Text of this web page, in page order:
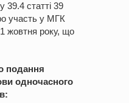
39.4 статті 39
участь у МГК
жовтня року, що
подання
одночасного